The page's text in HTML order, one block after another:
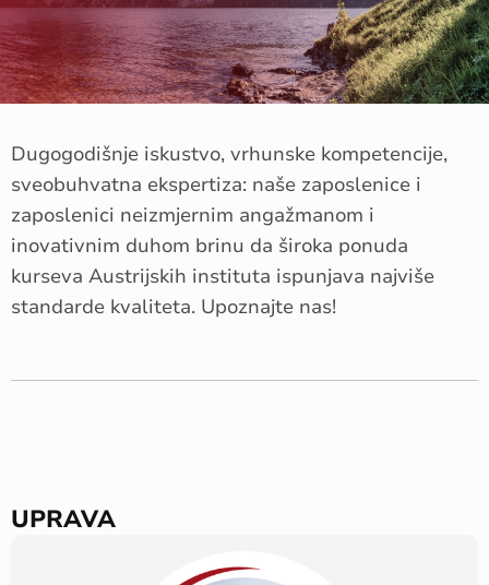
Dugogodišnje iskustvo, vrhunske kompetencije,
sveobuhvatna ekspertiza: naše zaposlenice i
zaposlenici neizmjernim angažmanom i
inovativnim duhom brinu da široka ponuda
kurseva Austrijskih instituta ispunjava najviše
standarde kvaliteta. Upoznajte nas!
UPRAVA